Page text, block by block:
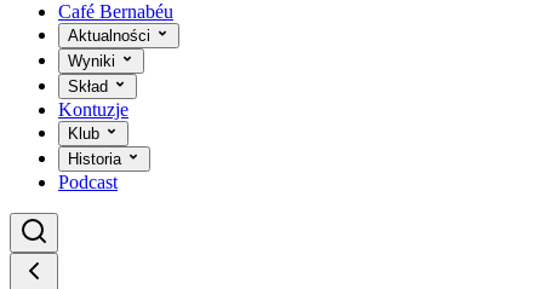
Café Bernabéu
Aktualności
Wyniki
Skład
Kontuzje
Klub
Historia
Podcast